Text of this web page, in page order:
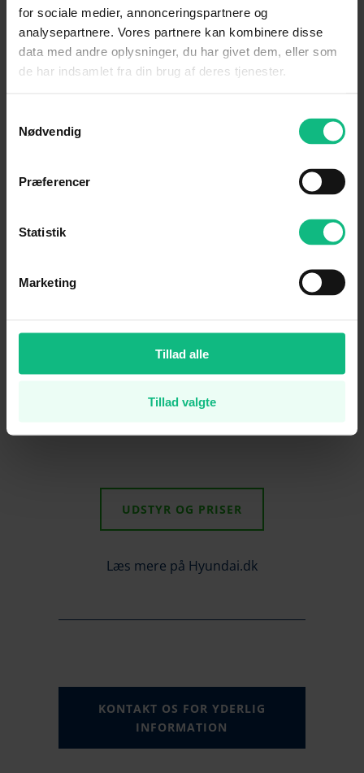
for sociale medier, annonceringspartnere og
analysepartnere. Vores partnere kan kombinere disse
data med andre oplysninger, du har givet dem, eller som
de har indsamlet fra din brug af deres tjenester.
Nødvendig
Præferencer
Statistik
Marketing
Tillad alle
Tillad valgte
Siden
Set fra siden er noget af det bedste ed
de 19″ alufælge, giver den standard i30
19″ alufælge
Den nye i30 N har 19″ alufælge med
markant bedre vejgreb.
UDSTYR OG PRISER
Læs mere på Hyundai.dk
KONTAKT OS FOR YDERLIG
INFORMATION